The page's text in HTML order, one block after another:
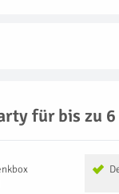
für bis zu 6